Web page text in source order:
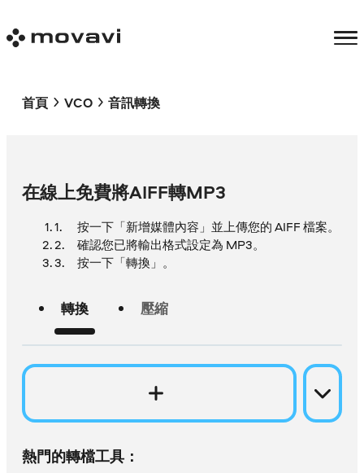
首頁 VCO 音訊轉換
在線上免費將AIFF轉MP3
按一下「新增媒體內容」並上傳您的 AIFF 檔案。
確認您已將輸出格式設定為 MP3。
按一下「轉換」。
轉換 壓縮
熱門的轉檔工具：